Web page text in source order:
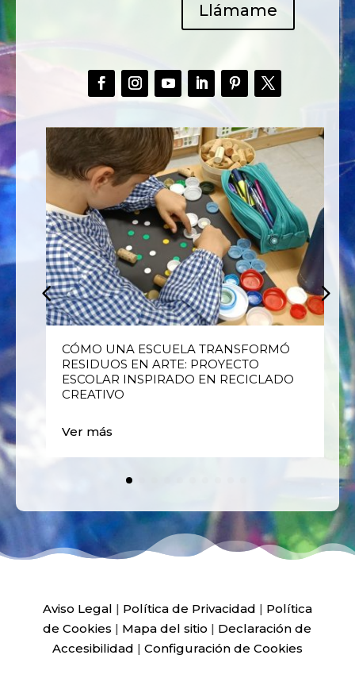
Llámame
CÓMO UNA ESCUELA TRANSFORMÓ
RESIDUOS EN ARTE: PROYECTO
ESCOLAR INSPIRADO EN RECICLADO
CREATIVO
Ver más
Aviso Legal | Política de Privacidad | Política
de Cookies | Mapa del sitio | Declaración de
Accesibilidad | Configuración de Cookies